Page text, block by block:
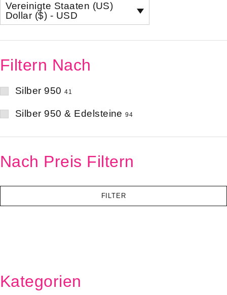
Vereinigte Staaten (US)
Dollar ($) - USD
Filtern Nach
Silber 950 41
Silber 950 & Edelsteine 94
Nach Preis Filtern
FILTER
Kategorien